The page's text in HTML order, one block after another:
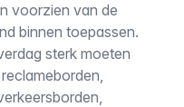
voorzien van de
binnen toepassen.
sterk moeten